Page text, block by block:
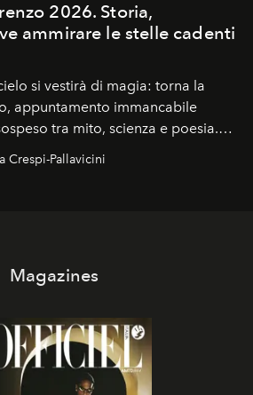
2026. Storia,
ammirare le stelle cadenti
si vestirà di magia: torna la
, appuntamento immancabile
tra mito, scienza e poesia.
gli occhi si alzano verso la volta
passaggio delle
Crespi-Pallavicini
Magazines